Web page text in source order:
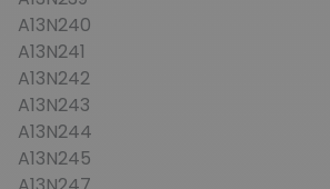
A13N240
A13N241
A13N242
A13N243
A13N244
A13N245